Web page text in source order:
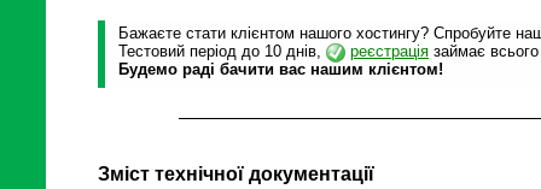
Бажаєте стати клієнтом нашого хостингу? Спробуйте
Тестовий період до 10 днів,
реєстрація займає
Будемо раді бачити вас нашим клієнтом!
Зміст технічної документації